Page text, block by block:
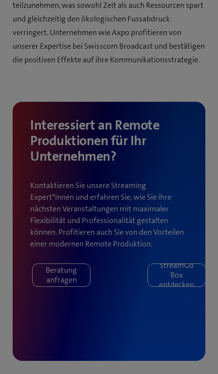
teilzunehmen, was sowohl Zeit als auch Ressourcen spart
und gleichzeitig den ökologischen Fussabdruck
verringert. Unternehmen wie Axpo profitieren von
unserer Expertise bei Swisscom Broadcast und bestätigen
die positiven Effekte auf ihre Kommunikationsstrategie.
Interessiert an Remote
Produktionen für Ihr
Unternehmen?
Kontaktieren Sie unsere Streaming
Expert*innen und erfahren Sie, wie Sie Ihre
nächsten Veranstaltungen mit maximaler
Flexibilität und Professionalität gestalten
können. Profitieren auch Sie von den Vorteilen
einer modernen Remote Produktion.